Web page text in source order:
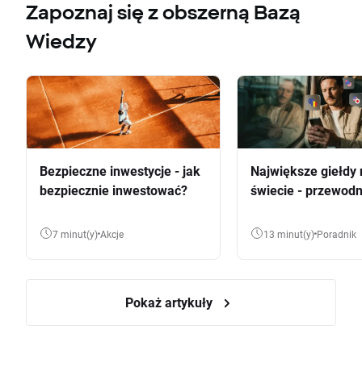
Zapoznaj się z obszerną Bazą
Wiedzy
Bezpieczne inwestycje - jak
bezpiecznie inwestować?
7 minut(y) Akcje
Największe giełdy
świecie -
13 minut(y) Poradnik
Pokaż artykuły